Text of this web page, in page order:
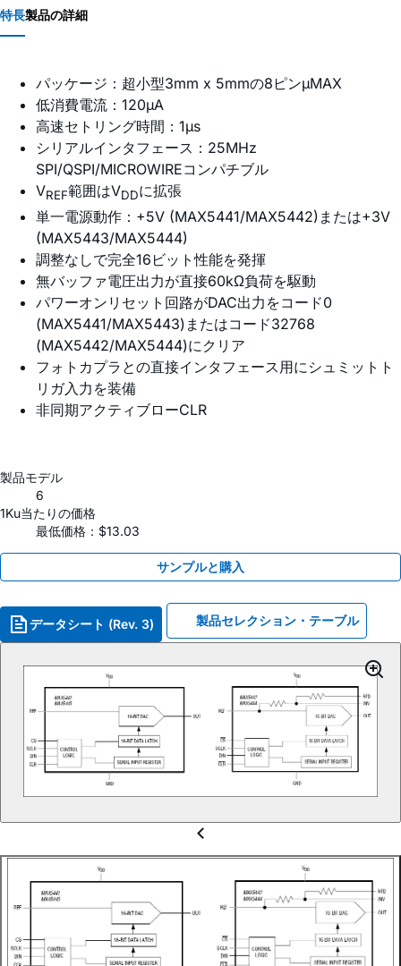
特長製品の詳細
パッケージ：超小型3mm x 5mmの8ピンµMAX
低消費電流：120µA
高速セトリング時間：1µs
シリアルインタフェース：25MHz
SPI/QSPI/MICROWIREコンパチブル
VREF範囲はVDDに拡張
単一電源動作：+5V (MAX5441/MAX5442)または+3V
(MAX5443/MAX5444)
調整なしで完全16ビット性能を発揮
無バッファ電圧出力が直接60kΩ負荷を駆動
パワーオンリセット回路がDAC出力をコード0
(MAX5441/MAX5443)またはコード32768
(MAX5442/MAX5444)にクリア
フォトカプラとの直接インタフェース用にシュミットト
リガ入力を装備
非同期アクティブローCLR
製品モデル
6
1Ku当たりの価格
最低価格：$13.03
サンプルと購入
データシート (Rev. 3) 製品セレクション・テーブル